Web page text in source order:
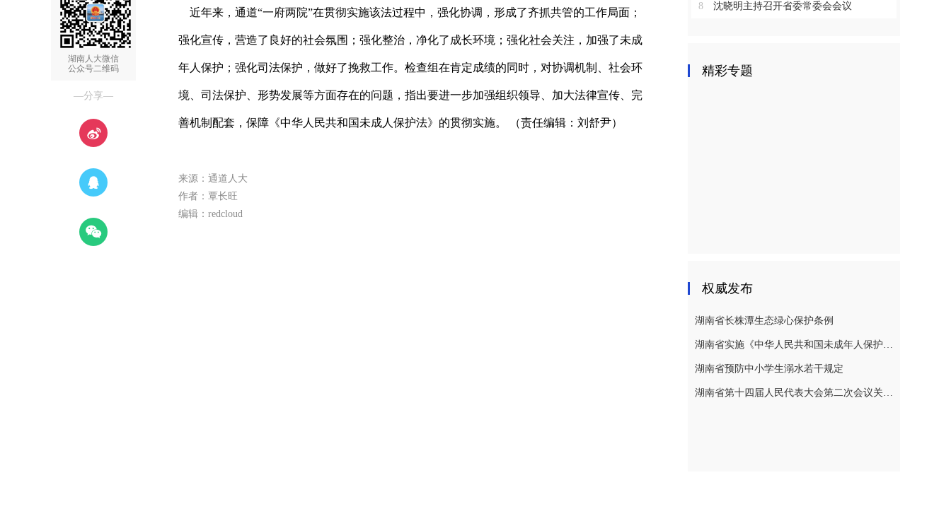
湖南人大微信
公众号二维码
—分享—
近年来，通道“一府两院”在贯彻实施该法过程中，强化协调，形成了齐抓共管的工作局面；
强化宣传，营造了良好的社会氛围；强化整治，净化了成长环境；强化社会关注，加强了未成
年人保护；强化司法保护，做好了挽救工作。检查组在肯定成绩的同时，对协调机制、社会环
境、司法保护、形势发展等方面存在的问题，指出要进一步加强组织领导、加大法律宣传、完
善机制配套，保障《中华人民共和国未成人保护法》的贯彻实施。 （责任编辑：刘舒尹）
来源：通道人大
作者：覃长旺
编辑：redcloud
8 沈晓明主持召开省委常委会会议
精彩专题
权威发布
湖南省长株潭生态绿心保护条例
湖南省实施《中华人民共和国未成年人保护法》若干规定
湖南省预防中小学生溺水若干规定
湖南省第十四届人民代表大会第二次会议关于湖南省人民代表大会常务委员会工作报告的决议